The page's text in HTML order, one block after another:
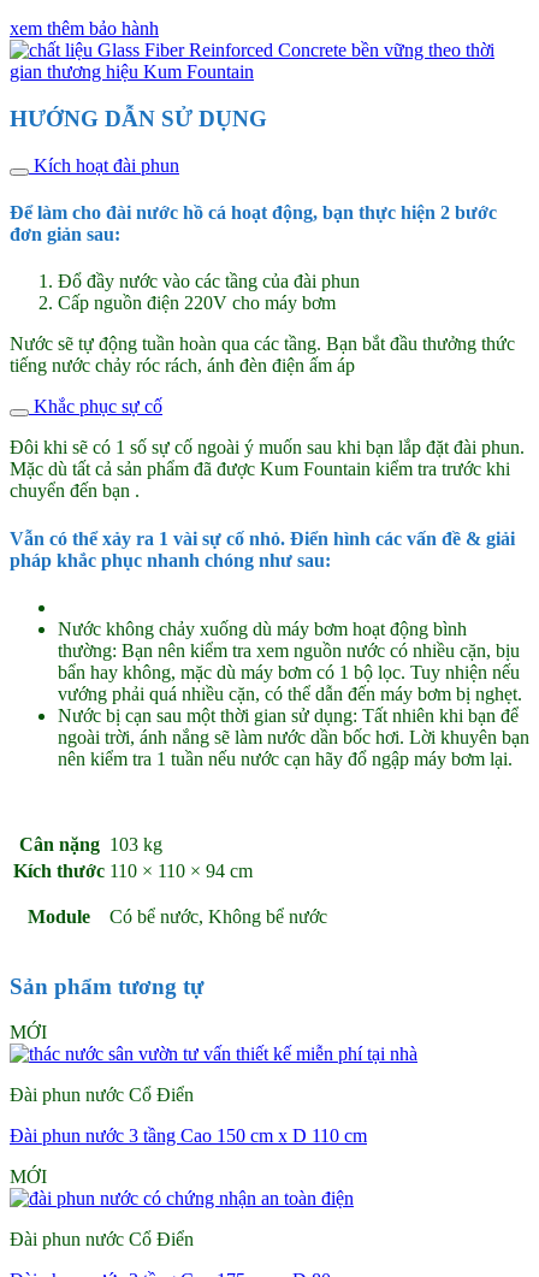
xem thêm bảo hành
HƯỚNG DẪN SỬ DỤNG
Kích hoạt đài phun
Để làm cho đài nước hồ cá hoạt động, bạn thực hiện 2 bước
đơn giản sau:
Đổ đầy nước vào các tầng của đài phun
Cấp nguồn điện 220V cho máy bơm
Nước sẽ tự động tuần hoàn qua các tầng. Bạn bắt đầu thưởng thức
tiếng nước chảy róc rách, ánh đèn điện ấm áp
Khắc phục sự cố
Đôi khi sẽ có 1 số sự cố ngoài ý muốn sau khi bạn lắp đặt đài phun.
Mặc dù tất cả sản phẩm đã được Kum Fountain kiểm tra trước khi
chuyển đến bạn .
Vẫn có thể xảy ra 1 vài sự cố nhỏ. Điển hình các vấn đề & giải
pháp khắc phục nhanh chóng như sau:
Nước không chảy xuống dù máy bơm hoạt động bình
thường: Bạn nên kiểm tra xem nguồn nước có nhiều cặn, bịu
bẩn hay không, mặc dù máy bơm có 1 bộ lọc. Tuy nhiện nếu
vướng phải quá nhiều cặn, có thể dẫn đến máy bơm bị nghẹt.
Nước bị cạn sau một thời gian sử dụng: Tất nhiên khi bạn để
ngoài trời, ánh nắng sẽ làm nước dần bốc hơi. Lời khuyên bạn
nên kiểm tra 1 tuần nếu nước cạn hãy đổ ngập máy bơm lại.
Cân nặng 103 kg
Kích thước 110 × 110 × 94 cm
Module Có bể nước, Không bể nước
Sản phẩm tương tự
MỚI
Đài phun nước Cổ Điển
Đài phun nước 3 tầng Cao 150 cm x D 110 cm
MỚI
Đài phun nước Cổ Điển